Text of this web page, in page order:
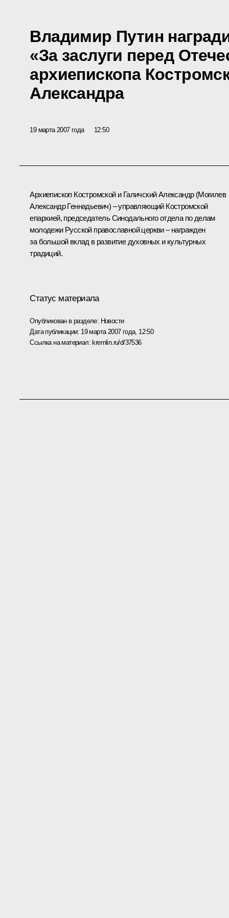
Владимир Путин
«За заслуги перед
архиепископа
Александра
19 марта 2007 года 12:50
Архиепископ Костромской и Галичский Александр (Могилев
Александр Геннадьевич) – управляющий Костромской
епархией, председатель Синодального отдела по делам
молодежи Русской православной церкви – награжден
за большой вклад в развитие духовных и культурных
традиций.
Статус материала
Опубликован в разделе: Новости
Дата публикации: 19 марта 2007 года, 12:50
Ссылка на материал:kremlin.ru/d/37536